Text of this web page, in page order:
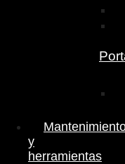
y
herramientas